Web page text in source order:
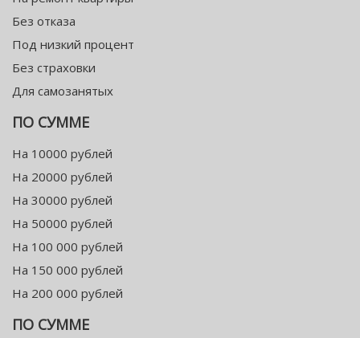
Без отказа
Под низкий процент
Без страховки
Для самозанятых
ПО СУММЕ
На 10000 рублей
На 20000 рублей
На 30000 рублей
На 50000 рублей
На 100 000 рублей
На 150 000 рублей
На 200 000 рублей
ПО СУММЕ